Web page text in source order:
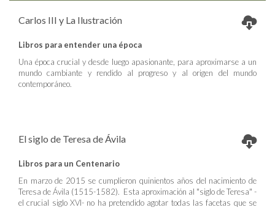
Carlos III y La Ilustración
Libros para entender una época
Una época crucial y desde luego apasionante, para aproximarse a un
mundo cambiante y rendido al progreso y al origen del mundo
contemporáneo.
El siglo de Teresa de Ávila
Libros para un Centenario
En marzo de 2015 se cumplieron quinientos años del nacimiento de
Teresa de Ávila (1515-1582). Esta aproximación al "siglo de Teresa" -
el crucial siglo XVI- no ha pretendido agotar todas las facetas que se